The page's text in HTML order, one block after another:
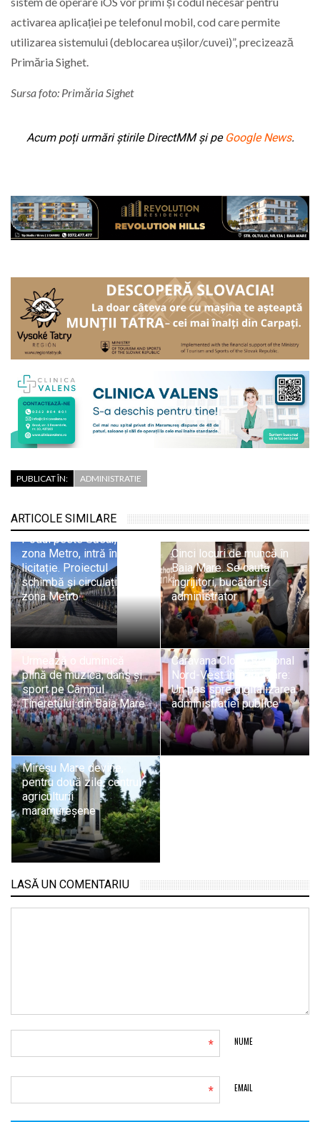
activarea aplicației pe telefonul mobil, cod care permite
utilizarea sistemului (deblocarea ușilor/cuvei)”, precizează
Primăria Sighet.
Sursa foto: Primăria Sighet
Acum poți urmări știrile DirectMM și pe Google News.
PUBLICAT ÎN: ADMINISTRATIE
ARTICOLE SIMILARE
Podul peste Săsar, din
zona Metro, intră în
licitație. Proiectul
schimbă și circulația din
zona Metro
Cinci locuri de muncă în
Baia Mare. Se caută
îngrijitori, bucătari și
administrator
Urmează o duminică
plină de muzică, dans și
sport pe Câmpul
Tineretului din Baia Mare
Caravana Cloud Regional
Nord-Vest în Baia Mare:
Un pas spre digitalizarea
administrației publice
Mireșu Mare devine,
pentru două zile, centrul
agriculturii
maramureșene
LASĂ UN COMENTARIU
NUME
*
EMAIL
*